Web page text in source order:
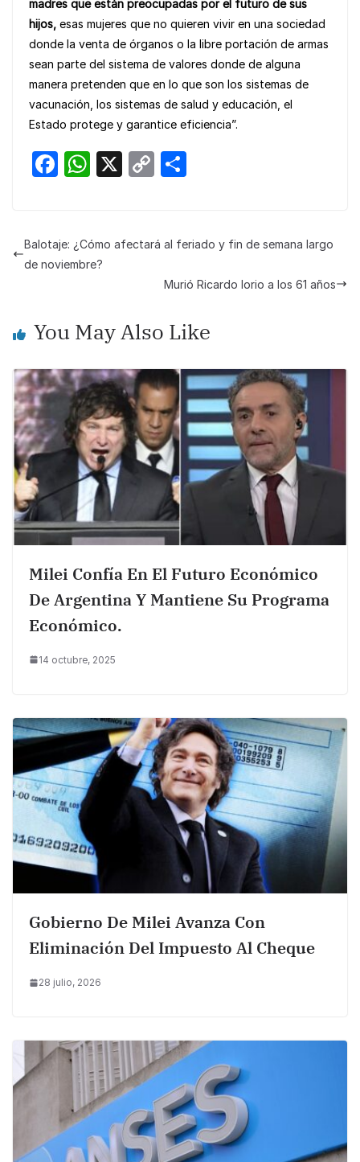
madres que están preocupadas por el futuro de sus
hijos, esas mujeres que no quieren vivir en una sociedad
donde la venta de órganos o la libre portación de armas
sean parte del sistema de valores donde de alguna
manera pretenden que en lo que son los sistemas de
vacunación, los sistemas de salud y educación, el
Estado protege y garantice eficiencia”.
F
e
b
k
W
s
A
p
X
C
y
n
e
Balotaje: ¿Cómo afectará al feriado y fin de semana largo
de noviembre?
Murió Ricardo Iorio a los 61 años
You May Also Like
Milei Confía En El Futuro Económico
De Argentina Y Mantiene Su Programa
Económico.
14 octubre, 2025
Gobierno De Milei Avanza Con
Eliminación Del Impuesto Al Cheque
28 julio, 2026